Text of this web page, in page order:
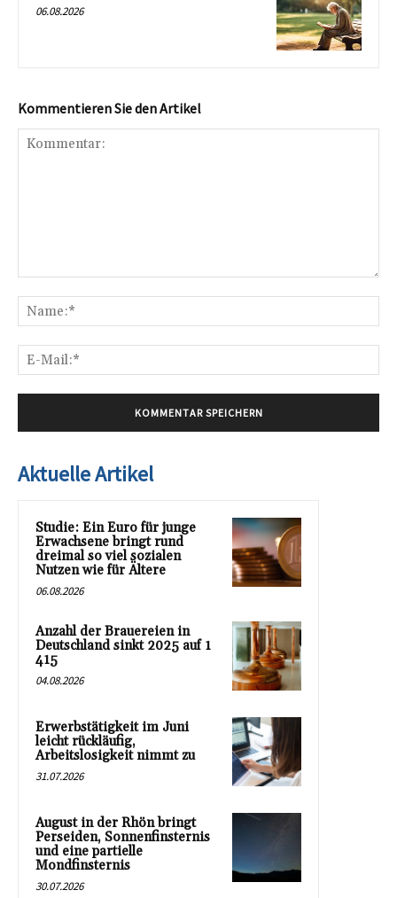
06.08.2026
Kommentieren Sie den Artikel
Aktuelle Artikel
Studie: Ein Euro für junge
Erwachsene bringt rund
dreimal so viel sozialen
Nutzen wie für Ältere
06.08.2026
Anzahl der Brauereien in
Deutschland sinkt 2025 auf 1
415
04.08.2026
Erwerbstätigkeit im Juni
leicht rückläufig,
Arbeitslosigkeit nimmt zu
31.07.2026
August in der Rhön bringt
Perseiden, Sonnenfinsternis
und eine partielle
Mondfinsternis
30.07.2026